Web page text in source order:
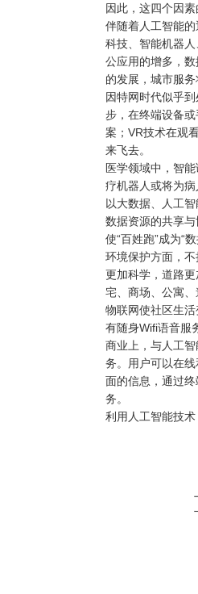
因此，这四个因
伴随着人工智能
科技、智能机器
公应用的增多，
的发展，城市服
因特网时代似乎
步，在终端设备
案；VR技术在观
来飞去。
医学领域中，智
疗机器人或将为
以大数据、人工
数据资源的共享
使“百姓跑”成为“数
环境保护方面，
更加科学，道路
宅、商场、公寓
物联网使社区生
有随身Wifi语音服
商业上，与人工
务。用户可以在
面的信息，通过
务。
利用人工智能技